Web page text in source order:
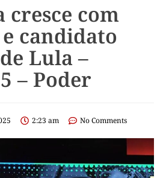
cresce com
candidato
Lula –
– Poder
2:23 am No Comments